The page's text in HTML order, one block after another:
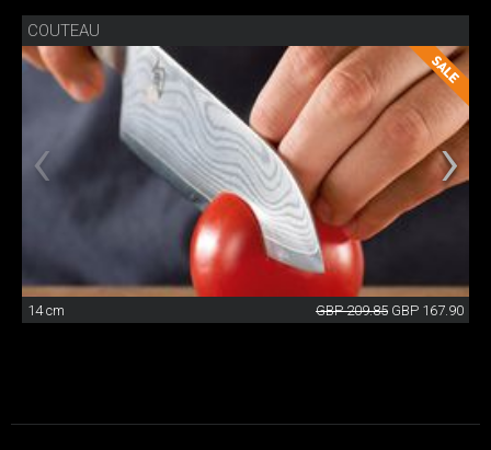
COUTEAU
14 cm GBP 209.85 GBP 167.90